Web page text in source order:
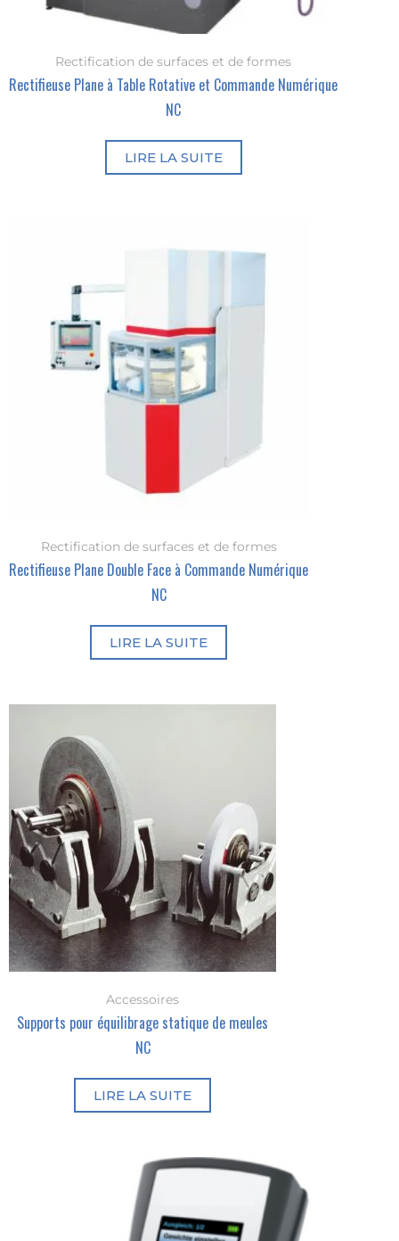
Rectification de surfaces et de formes
Rectifieuse Plane à Table Rotative et Commande Numérique
NC
LIRE LA SUITE
Rectification de surfaces et de formes
Rectifieuse Plane Double Face à Commande Numérique
NC
LIRE LA SUITE
Accessoires
Supports pour équilibrage statique de meules
NC
LIRE LA SUITE